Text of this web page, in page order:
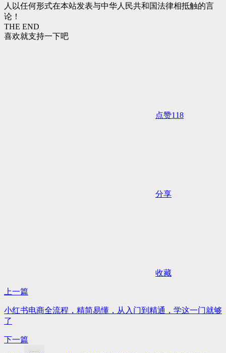
人以任何形式在本站发表与中华人民共和国法律相抵触的言
论！
THE END
喜欢就支持一下吧
点赞118
分享
收藏
上一篇
小红书电商全流程，精简易懂，从入门到精通，学这一门就够
了
下一篇